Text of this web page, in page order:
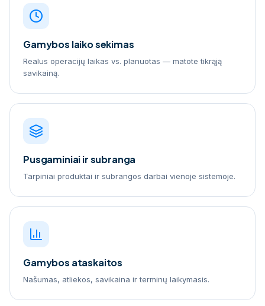
Gamybos laiko sekimas
Realus operacijų laikas vs. planuotas — matote tikrąją
savikainą.
Pusgaminiai ir subranga
Tarpiniai produktai ir subrangos darbai vienoje sistemoje.
Gamybos ataskaitos
Našumas, atliekos, savikaina ir terminų laikymasis.